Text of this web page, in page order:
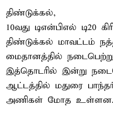
திண்டுக்கல்,
10வது டிஎன்பிஎல் டி20
திண்டுக்கல் மாவட்டம்
மைதானத்தில் நடைபெற்று
இத்தொடரில் இன்று
ஆட்டத்தில் மதுரை
அணிகள் மோத உள்ளன.